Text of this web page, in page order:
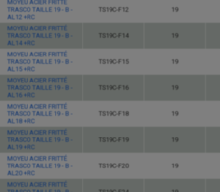
MOYEU ACIER FRITTÉ
TRASCO TAILLE 19 - B -
AL12 +RC
TS19C-F12 19
MOYEU ACIER FRITTÉ
TRASCO TAILLE 19 - B -
AL14 +RC
TS19C-F14 19
MOYEU ACIER FRITTÉ
TRASCO TAILLE 19 - B -
AL15 +RC
TS19C-F15 19
MOYEU ACIER FRITTÉ
TRASCO TAILLE 19 - B -
AL16 +RC
TS19C-F16 19
MOYEU ACIER FRITTÉ
TRASCO TAILLE 19 - B -
AL18 +RC
TS19C-F18 19
MOYEU ACIER FRITTÉ
TRASCO TAILLE 19 - B -
AL19 +RC
TS19C-F19 19
MOYEU ACIER FRITTÉ
TRASCO TAILLE 19 - B -
AL20 +RC
TS19C-F20 19
MOYEU ACIER FRITTÉ